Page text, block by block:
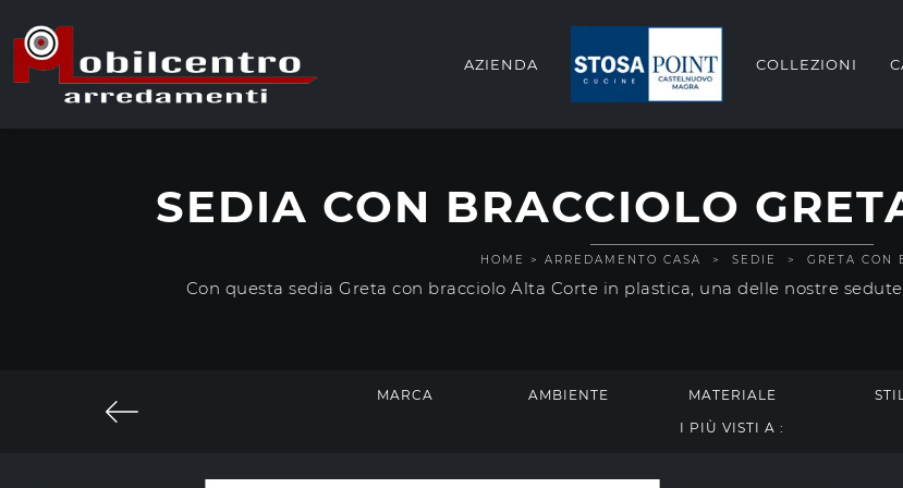
AZIENDA COLLEZIONI
SEDIA CON BRACCIOLO
HOME > ARREDAMENTO CASA > SEDIE > GRETA CON
Con questa sedia Greta con bracciolo Alta Corte in plastica, una delle nostre
MARCA AMBIENTE MATERIALE
I PIÙ VISTI A :